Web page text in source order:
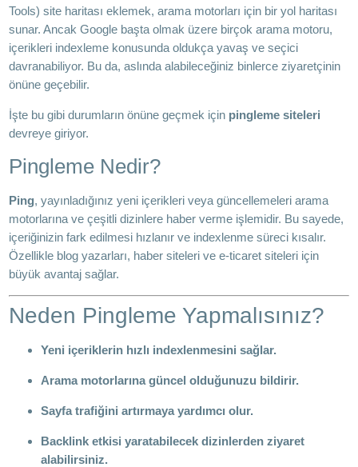
Tools) site haritası eklemek, arama motorları için bir yol haritası
sunar. Ancak Google başta olmak üzere birçok arama motoru,
içerikleri indexleme konusunda oldukça yavaş ve seçici
davranabiliyor. Bu da, aslında alabileceğiniz binlerce ziyaretçinin
önüne geçebilir.
İşte bu gibi durumların önüne geçmek için pingleme siteleri
devreye giriyor.
Pingleme Nedir?
Ping, yayınladığınız yeni içerikleri veya güncellemeleri arama
motorlarına ve çeşitli dizinlere haber verme işlemidir. Bu sayede,
içeriğinizin fark edilmesi hızlanır ve indexlenme süreci kısalır.
Özellikle blog yazarları, haber siteleri ve e-ticaret siteleri için
büyük avantaj sağlar.
Neden Pingleme Yapmalısınız?
Yeni içeriklerin hızlı indexlenmesini sağlar.
Arama motorlarına güncel olduğunuzu bildirir.
Sayfa trafiğini artırmaya yardımcı olur.
Backlink etkisi yaratabilecek dizinlerden ziyaret
alabilirsiniz.